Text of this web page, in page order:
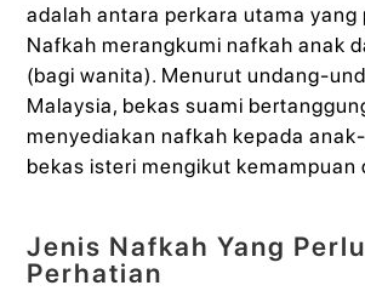
adalah antara perkara utama yang
Nafkah merangkumi nafkah anak
(bagi wanita). Menurut undang-
Malaysia, bekas suami
menyediakan nafkah kepada
bekas isteri mengikut kemampuan
Jenis Nafkah Yang
Perhatian